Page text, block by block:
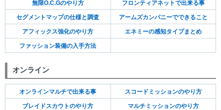
無限O.C.Gのやり方 フロンティアネットで出来る事
セグメントマップの仕様と調査 アームズカンパニーでできること
アフィックス強化のやり方 エネミーの感知タイプまとめ
ファッション装備の入手方法
オンライン
オンラインマルチで出来る事 スコードミッションのやり方
ブレイドスカウトのやり方 マルチミッションのやり方